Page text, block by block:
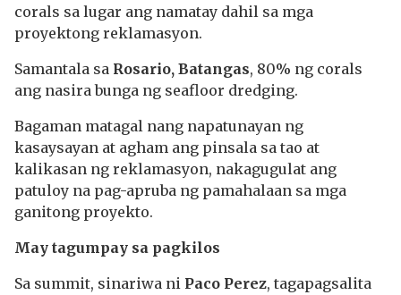
corals sa lugar ang namatay dahil sa mga
proyektong reklamasyon.
Samantala sa Rosario, Batangas, 80% ng corals
ang nasira bunga ng seafloor dredging.
Bagaman matagal nang napatunayan ng
kasaysayan at agham ang pinsala sa tao at
kalikasan ng reklamasyon, nakagugulat ang
patuloy na pag-apruba ng pamahalaan sa mga
ganitong proyekto.
May tagumpay sa pagkilos
Sa summit, sinariwa ni Paco Perez, tagapagsalita